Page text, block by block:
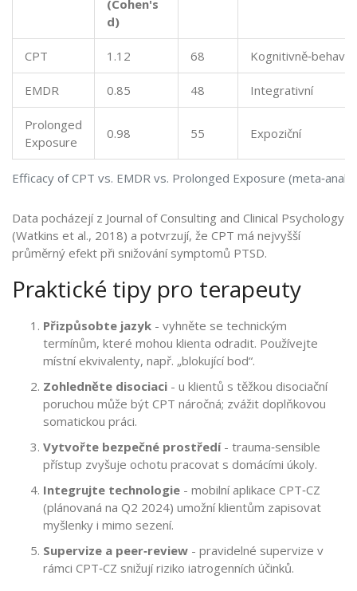
Efficacy of CPT vs. EMDR vs. Prolonged Exposure
(Cohen's
d)
CPT 1.12 68
EMDR 0.85 48 Integrativní
Prolonged
Exposure
0.98 55 Expoziční
Data pocházejí z Journal of Consulting and Clinical Psychology
(Watkins et al., 2018) a potvrzují, že CPT má nejvyšší
průměrný efekt při snižování symptomů PTSD.
Praktické tipy pro terapeuty
Přizpůsobte jazyk - vyhněte se technickým
termínům, které mohou klienta odradit. Používejte
místní ekvivalenty, např. „blokující bod“.
Zohledněte disociaci - u klientů s těžkou disociační
poruchou může být CPT náročná; zvážit doplňkovou
somatickou práci.
Vytvořte bezpečné prostředí- trauma‑sensible
přístup zvyšuje ochotu pracovat s domácími úkoly.
Integrujte technologie - mobilní aplikace CPT‑CZ
(plánovaná na Q2 2024) umožní klientům zapisovat
myšlenky i mimo sezení.
Supervize a peer‑review - pravidelné supervize v
rámci CPT‑CZ snižují riziko iatrogenních účinků.